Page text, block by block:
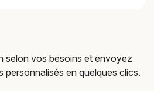
selon vos besoins et envoyez
personnalisés en quelques clics.